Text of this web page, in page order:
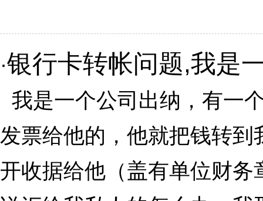
·银行卡转帐问题,我是
我是一个公司出纳，有一
发票给他的，他就把钱转到
开收据给他（盖有单位财务